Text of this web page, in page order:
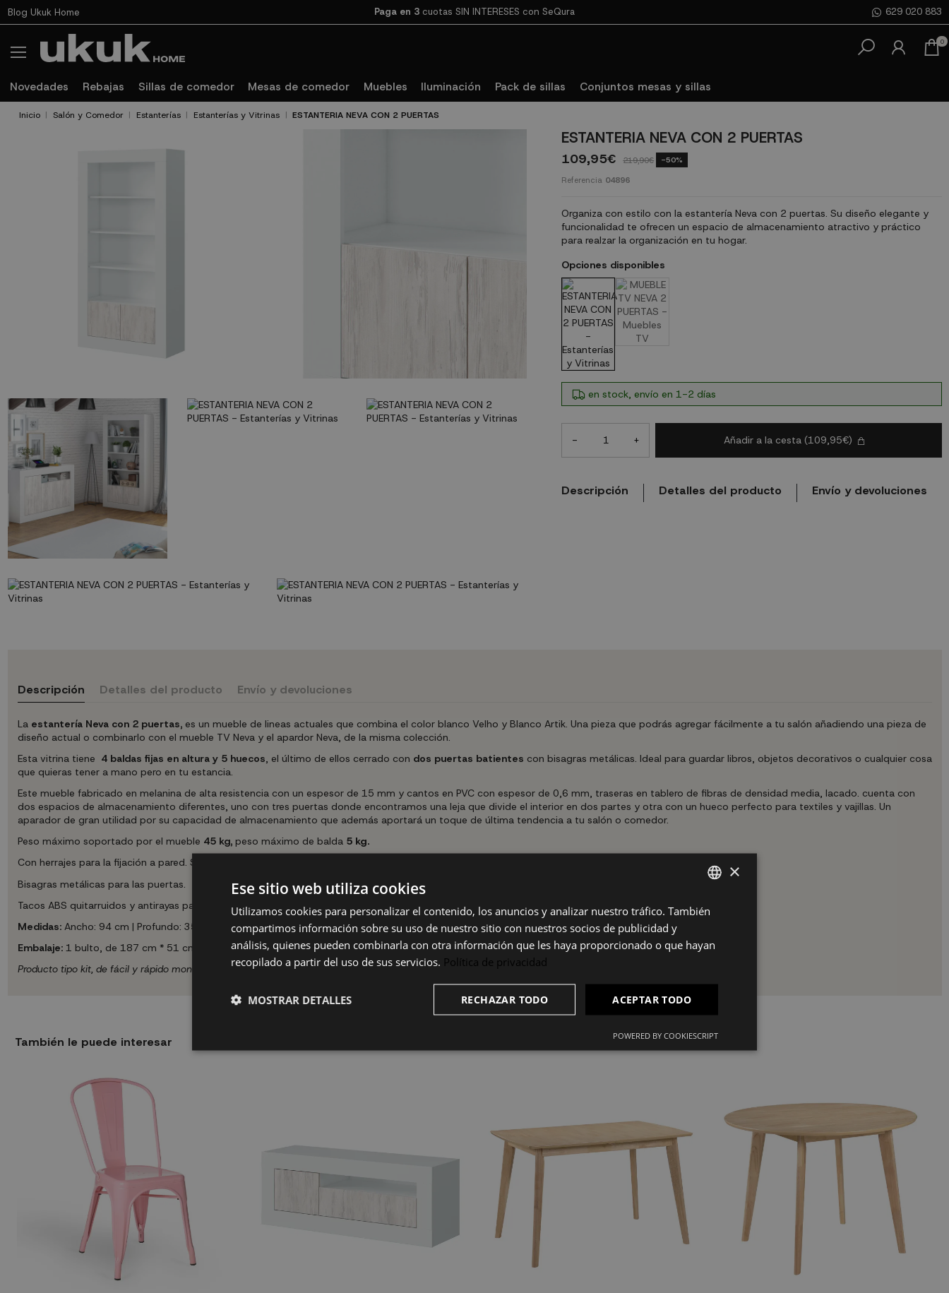
Blog Ukuk Home Paga en 3 cuotas SIN INTERESES con SeQura 629 020 883
0
Novedades Rebajas Sillas de comedor Mesas de comedor Muebles Iluminación Pack de sillas Conjuntos mesas y sillas
Inicio Salón y Comedor Estanterías Estanterías y Vitrinas ESTANTERIA NEVA CON 2 PUERTAS
ESTANTERIA NEVA CON 2 PUERTAS
109,95€ 219,90€ -50%
Referencia 04896
Organiza con estilo con la estantería Neva con 2 puertas. Su diseño elegante y
funcionalidad te ofrecen un espacio de almacenamiento atractivo y práctico
para realzar la organización en tu hogar.
Opciones disponibles
en stock, envío en 1-2 días
- + Añadir a la cesta(109,95€)
Descripción Detalles del producto Envío y devoluciones
Descripción Detalles del producto Envío y devoluciones
La estantería Neva con 2 puertas,es un mueble de lineas actuales que combina el color blanco Velho y Blanco Artik. Una pieza que podrás agregar fácilmente a tu salón añadiendo una pieza de
diseño actual o combinarlo con el mueble TV Neva y el apardor Neva, de la misma colección.
Esta vitrina tiene 4 baldas fijas en altura y 5 huecos, el último de ellos cerrado con dos puertas batientes con bisagras metálicas. Ideal para guardar libros, objetos decorativos o cualquier cosa
que quieras tener a mano pero en tu estancia.
Este mueble fabricado en melanina de alta resistencia con un espesor de 15 mm y cantos en PVC con espesor de 0,6 mm, traseras en tablero de fibras de densidad media, lacado. cuenta con
dos espacios de almacenamiento diferentes, uno con tres puertas donde encontramos una leja que divide el interior en dos partes y otra con un hueco perfecto para textiles y vajillas. Un
aparador de gran utilidad por su capacidad de almacenamiento que además aportará un toque de última tendencia a tu salón o comedor.
Peso máximo soportado por el mueble 45 kg, peso máximo de balda5 kg.
Con herrajes para la fijación a pared. Se deberán utilizar los herrajes más adecuados para según que tipo de pared.
Bisagras metálicas para las puertas.
Tacos ABS quitarruidos y antirayas para la parte inferior del mueble para proteger tu suelo.
Medidas:Ancho: 94 cm | Profundo: 35 cm | Alto: 181 cm
Embalaje:1 bulto, de 187 cm * 51 cm * 10,5 cm, 44,5 kg de peso y 0.100 m3 de volumen.
Producto tipo kit, de fácil y rápido montaje. Incluye instrucciones y herrajes para su correcto montaje.
También le puede interesar
SPANISH
×
Ese sitio web utiliza cookies
Utilizamos cookies para personalizar el contenido, los anuncios y analizar nuestro tráfico. También
compartimos información sobre su uso de nuestro sitio con nuestros socios de publicidad y
análisis, quienes pueden combinarla con otra información que les haya proporcionado o que hayan
recopilado a partir del uso de sus servicios. Política de privacidad
ACEPTAR TODO
RECHAZAR TODO
MOSTRAR DETALLES
POWERED BY COOKIESCRIPT